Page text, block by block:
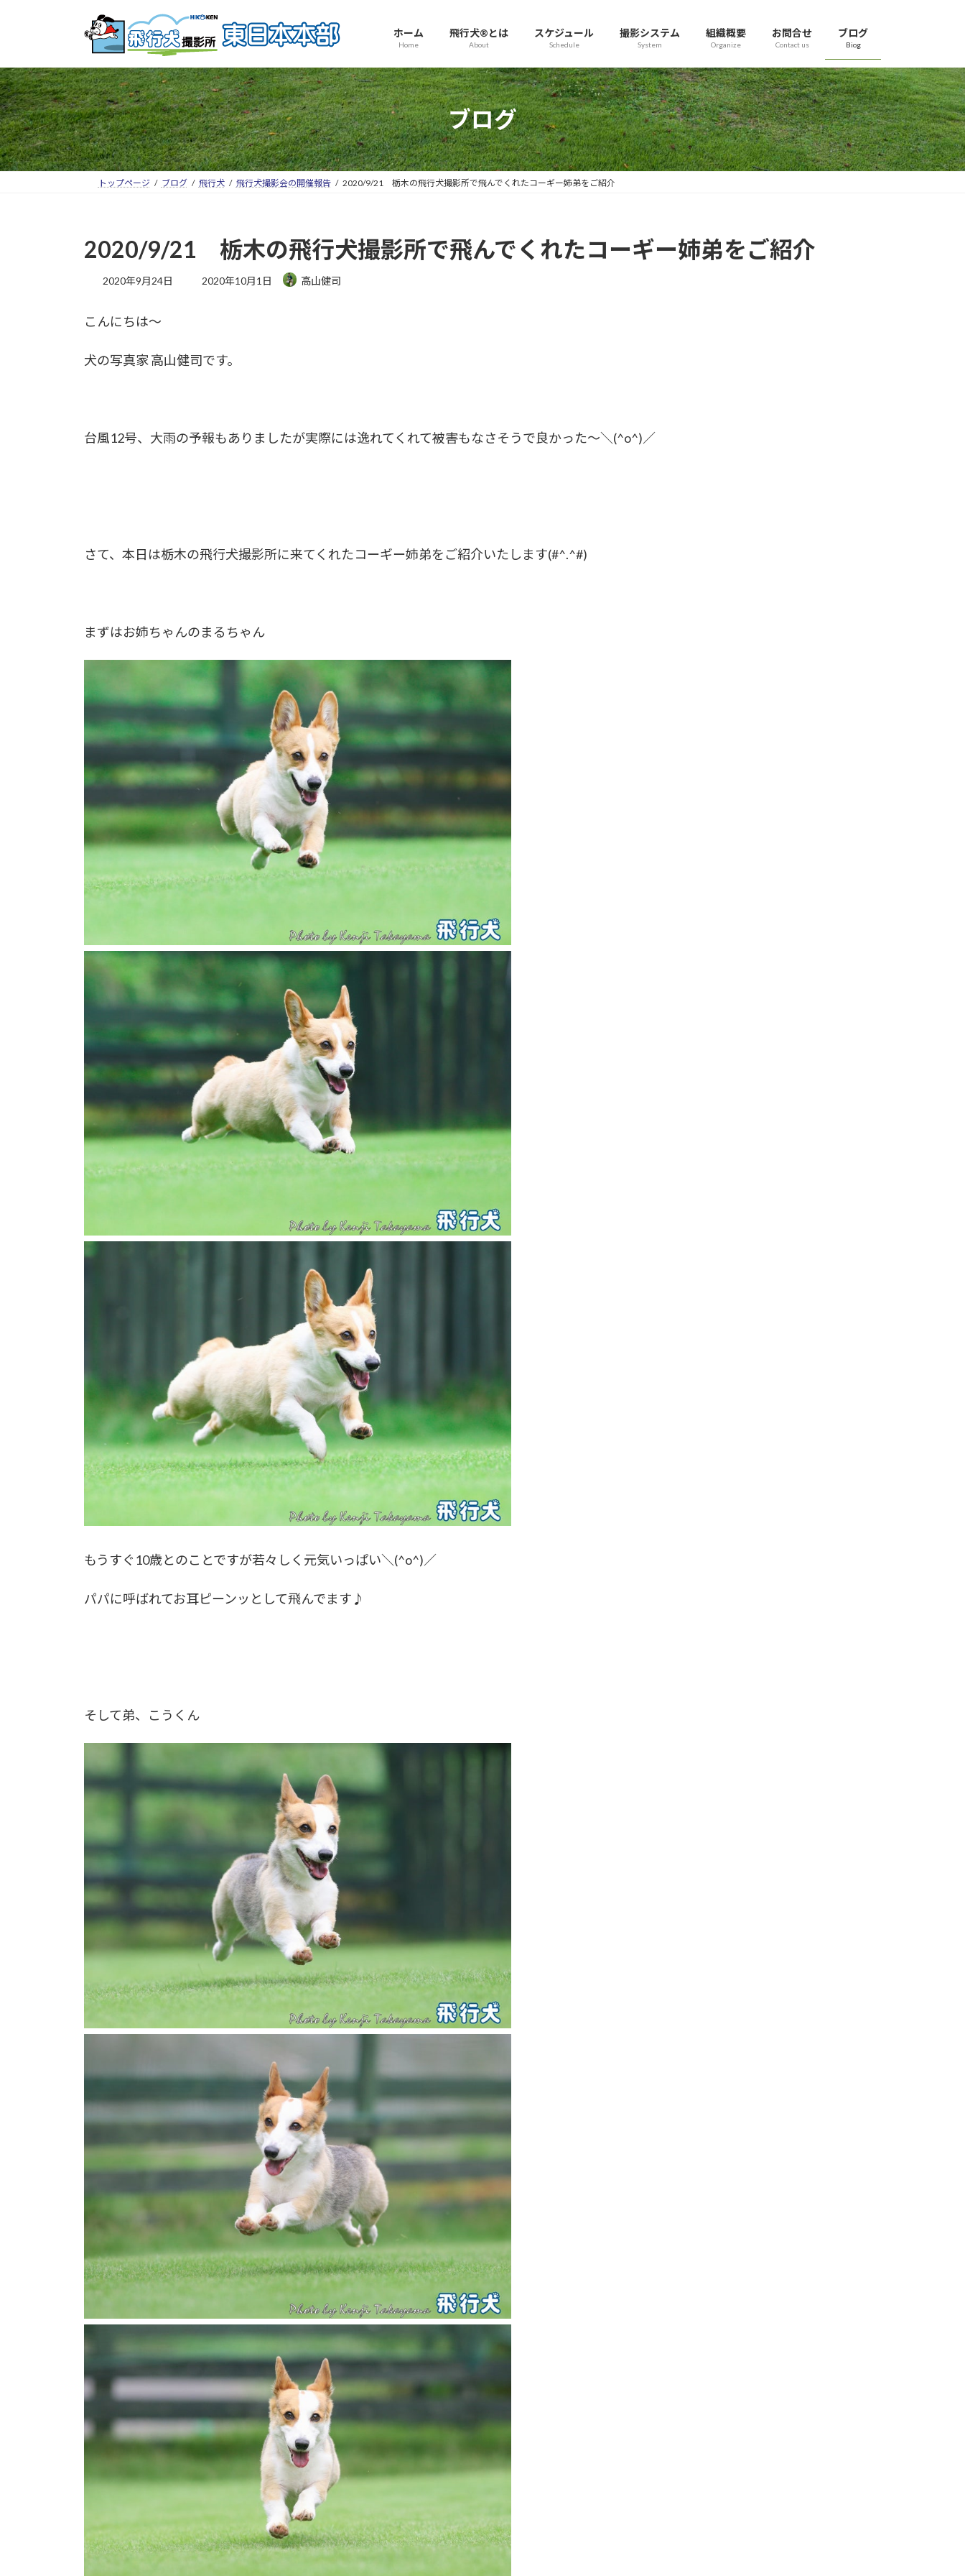
ホーム
Home
飛行犬®とは
About
スケジュール
Schedule
撮影システム
System
組織概要
Organize
お問合せ
Contact us
ブログ
Biog
ブログ
トップページ ブログ 飛行犬 飛行犬撮影会の開催報告 2020/9/21 栃木の飛行犬撮影所で飛んでくれたコーギー姉弟をご紹介
2020/9/21 栃木の飛行犬撮影所で飛んでくれたコーギー姉弟をご紹介
2020年9月24日 2020年10月1日 高山健司
こんにちは～
犬の写真家 高山健司です。
台風12号、大雨の予報もありましたが実際には逸れてくれて被害もなさそうで良かった～＼(^o^)／
さて、本日は栃木の飛行犬撮影所に来てくれたコーギー姉弟をご紹介いたします(#^.^#)
まずはお姉ちゃんのまるちゃん
もうすぐ10歳とのことですが若々しく元気いっぱい＼(^o^)／
パパに呼ばれてお耳ピーンッとして飛んでます♪
そして弟、こうくん